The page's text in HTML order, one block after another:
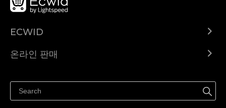
ECWID
도움말 센터
온라인 판매
페이스북에서 판매하기
인스타그램에서 판매하기